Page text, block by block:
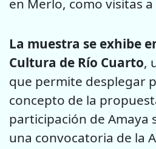
en Merlo, como visitas a
La muestra se exhibe
Cultura de Río Cuarto,
que permite desplegar
concepto de la
participación de Amaya
una convocatoria de la